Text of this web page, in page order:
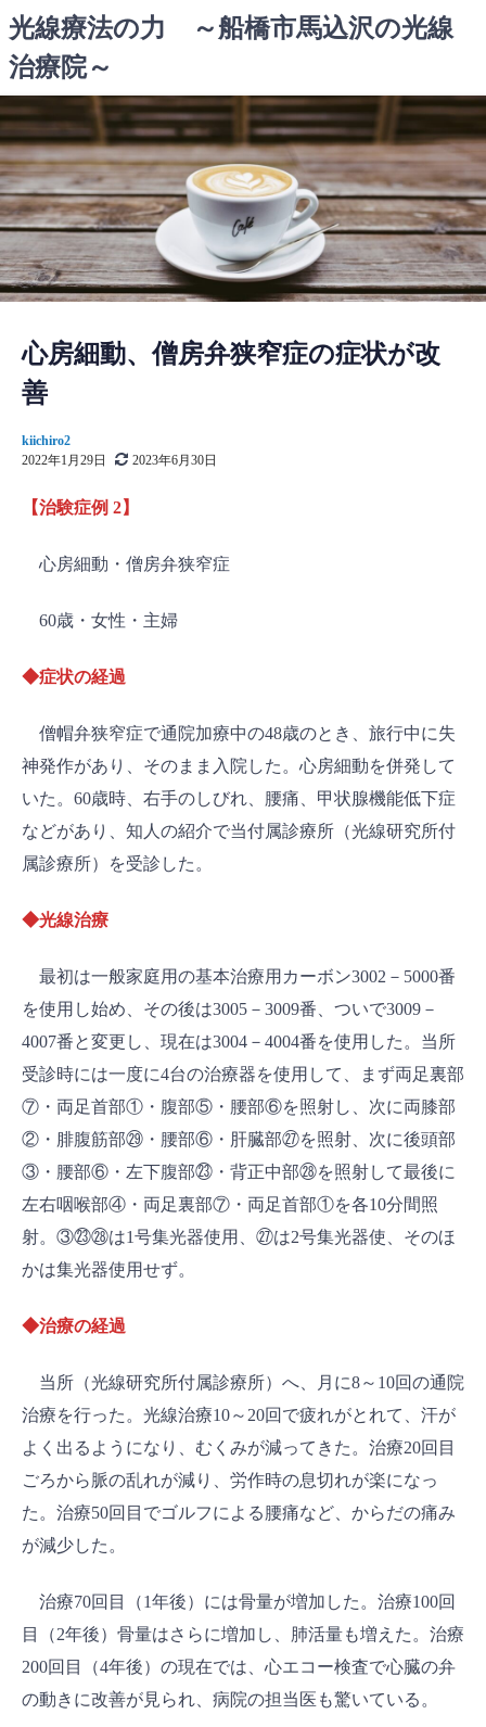
ン
テ
ツ
へ
ス
キ
ッ
プ
光線療法の力 ～船橋市馬込沢の光線
治療院～
心房細動、僧房弁狭窄症の症状が改
善
kiichiro2
2022年1月29日
2023年6月30日
【治験症例 2】
心房細動・僧房弁狭窄症
60歳・女性・主婦
◆症状の経過
僧帽弁狭窄症で通院加療中の48歳のとき、旅行中に失
神発作があり、そのまま入院した。心房細動を併発して
いた。60歳時、右手のしびれ、腰痛、甲状腺機能低下症
などがあり、知人の紹介で当付属診療所（光線研究所付
属診療所）を受診した。
◆光線治療
最初は一般家庭用の基本治療用カーボン3002－5000番
を使用し始め、その後は3005－3009番、ついで3009－
4007番と変更し、現在は3004－4004番を使用した。当所
受診時には一度に4台の治療器を使用して、まず両足裏部
⑦・両足首部①・腹部⑤・腰部⑥を照射し、次に両膝部
②・腓腹筋部㉙・腰部⑥・肝臓部㉗を照射、次に後頭部
③・腰部⑥・左下腹部㉓・背正中部㉘を照射して最後に
左右咽喉部④・両足裏部⑦・両足首部①を各10分間照
射。③㉓㉘は1号集光器使用、㉗は2号集光器使、そのほ
かは集光器使用せず。
◆治療の経過
当所（光線研究所付属診療所）へ、月に8～10回の通院
治療を行った。光線治療10～20回で疲れがとれて、汗が
よく出るようになり、むくみが減ってきた。治療20回目
ごろから脈の乱れが減り、労作時の息切れが楽になっ
た。治療50回目でゴルフによる腰痛など、からだの痛み
が減少した。
治療70回目（1年後）には骨量が増加した。治療100回
目（2年後）骨量はさらに増加し、肺活量も増えた。治療
200回目（4年後）の現在では、心エコー検査で心臓の弁
の動きに改善が見られ、病院の担当医も驚いている。